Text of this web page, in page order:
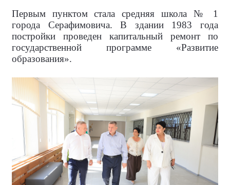
Первым пунктом стала средняя школа № 1
города Серафимовича. В здании 1983 года
постройки проведен капитальный ремонт по
государственной программе «Развитие
образования».